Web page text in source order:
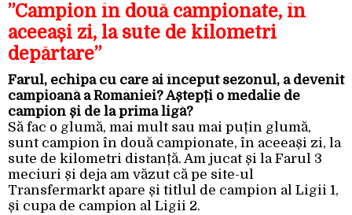
”Campion în două campionate, în
aceeași zi, la sute de kilometri
depărtare”
Farul, echipa cu care ai început sezonul, a devenit
campioană a României? Aștepți o medalie de
campion și de la prima ligă?
Să fac o glumă, mai mult sau mai puțin glumă,
sunt campion în două campionate, în aceeași zi, la
sute de kilometri distanță. Am jucat și la Farul 3
meciuri și deja am văzut că pe site-ul
Transfermarkt apare și titlul de campion al Ligii 1,
și cupa de campion al Ligii 2.